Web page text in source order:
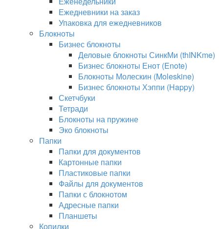
Ежедневники на заказ
Упаковка для ежедневников
Блокноты
Бизнес блокноты
Деловые блокноты СинкМи (thINKme)
Бизнес блокноты Енот (Enote)
Блокноты Молескин (Moleskine)
Бизнес блокноты Хэппи (Happy)
Скетчбуки
Тетради
Блокноты на пружине
Эко блокноты
Папки
Папки для документов
Картонные папки
Пластиковые папки
Файлы для документов
Папки с блокнотом
Адресные папки
Планшеты
Копилки